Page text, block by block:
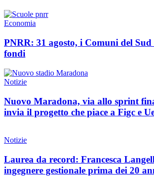
Economia
PNRR: 31 agosto, i Comuni del
fondi
Notizie
Nuovo Maradona, via allo sprint
invia il progetto che piace a Figc e
Notizie
Laurea da record: Francesca
ingegnere gestionale prima dei 20